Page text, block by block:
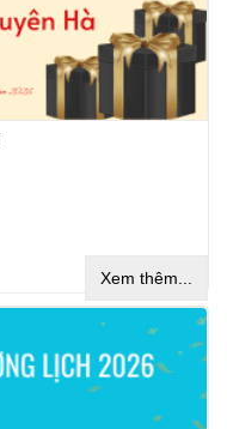
Xem thêm...